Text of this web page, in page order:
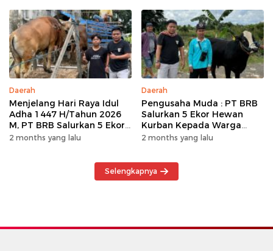
Daerah
Menjelang Hari Raya Idul
Adha 1447 H/Tahun 2026
M, PT BRB Salurkan 5 Ekor
Hewan Kurban Kepada
2 months yang lalu
Daerah
Pengusaha Muda : PT BRB
Salurkan 5 Ekor Hewan
Kurban Kepada Warga
Khususnya Wilayah
2 months yang lalu
Selengkapnya